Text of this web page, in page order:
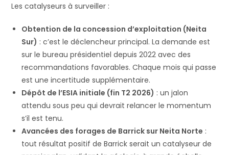
Les catalyseurs à surveiller :
Obtention de la concession d’exploitation (Neita
Sur) : c’est le déclencheur principal. La demande est
sur le bureau présidentiel depuis 2022 avec des
recommandations favorables. Chaque mois qui passe
est une incertitude supplémentaire.
Dépôt de l’ESIA initiale (fin T2 2026) : un jalon
attendu sous peu qui devrait relancer le momentum
s’il est tenu.
Avancées des forages de Barrick sur Neita Norte :
tout résultat positif de Barrick serait un catalyseur de